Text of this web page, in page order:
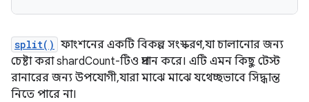
split() ফাংশনের একটি বিকল্প সংস্করণ, যা চালানোর জন্য
চেষ্টা করা shardCount-টিও প্রদান করে। এটি এমন কিছু টেস্ট
রানারের জন্য উপযোগী, যারা মাঝে মাঝে যথেচ্ছভাবে সিদ্ধান্ত
নিতে পারে না।